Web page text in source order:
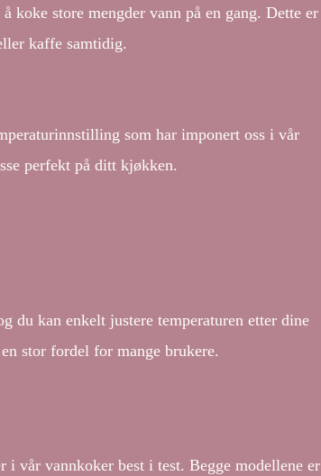
koke store mengder vann på en gang. Dette er
kaffe samtidig.
som har imponert oss i vår
perfekt på ditt kjøkken.
du kan enkelt justere temperaturen etter dine
stor fordel for mange brukere.
i vår vannkoker best i test. Begge modellene er